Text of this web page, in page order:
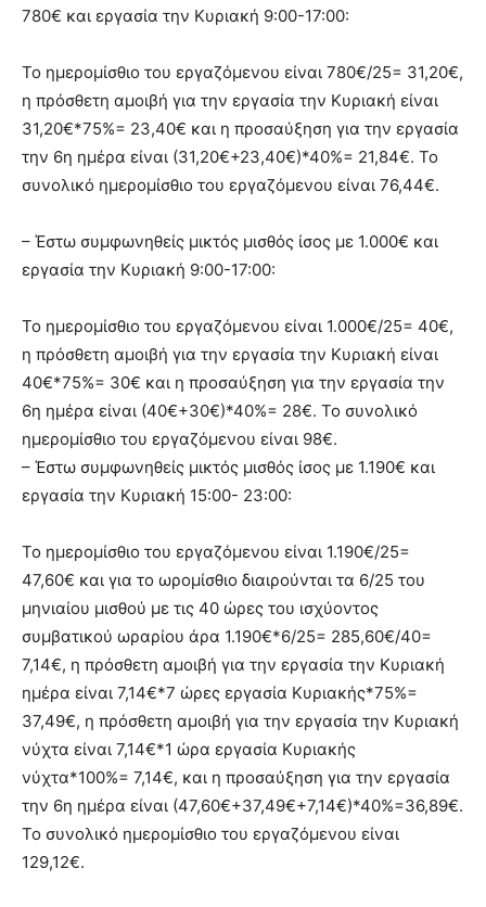
780€ και εργασία την Κυριακή 9:00-17:00:
Το ημερομίσθιο του εργαζόμενου είναι 780€/25= 31,20€,
η πρόσθετη αμοιβή για την εργασία την Κυριακή είναι
31,20€*75%= 23,40€ και η προσαύξηση για την εργασία
την 6η ημέρα είναι (31,20€+23,40€)*40%= 21,84€. Το
συνολικό ημερομίσθιο του εργαζόμενου είναι 76,44€.
– Έστω συμφωνηθείς μικτός μισθός ίσος με 1.000€ και
εργασία την Κυριακή 9:00-17:00:
Το ημερομίσθιο του εργαζόμενου είναι 1.000€/25= 40€,
η πρόσθετη αμοιβή για την εργασία την Κυριακή είναι
40€*75%= 30€ και η προσαύξηση για την εργασία την
6η ημέρα είναι (40€+30€)*40%= 28€. Το συνολικό
ημερομίσθιο του εργαζόμενου είναι 98€.
– Έστω συμφωνηθείς μικτός μισθός ίσος με 1.190€ και
εργασία την Κυριακή 15:00- 23:00:
Το ημερομίσθιο του εργαζόμενου είναι 1.190€/25=
47,60€ και για το ωρομίσθιο διαιρούνται τα 6/25 του
μηνιαίου μισθού με τις 40 ώρες του ισχύοντος
συμβατικού ωραρίου άρα 1.190€*6/25= 285,60€/40=
7,14€, η πρόσθετη αμοιβή για την εργασία την Κυριακή
ημέρα είναι 7,14€*7 ώρες εργασία Κυριακής*75%=
37,49€, η πρόσθετη αμοιβή για την εργασία την Κυριακή
νύχτα είναι 7,14€*1 ώρα εργασία Κυριακής
νύχτα*100%= 7,14€, και η προσαύξηση για την εργασία
την 6η ημέρα είναι (47,60€+37,49€+7,14€)*40%=36,89€.
Το συνολικό ημερομίσθιο του εργαζόμενου είναι
129,12€.